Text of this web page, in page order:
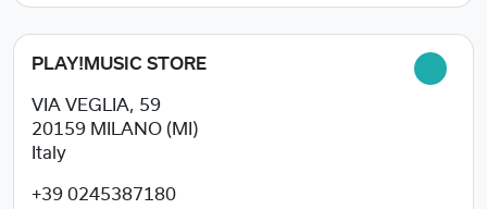
PLAY!MUSIC STORE
VIA VEGLIA, 59
20159 MILANO (MI)
Italy
+39 0245387180